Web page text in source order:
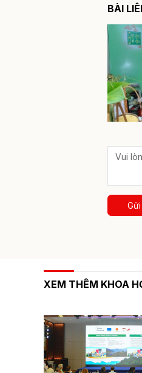
BÀI
XEM THÊM KHOA